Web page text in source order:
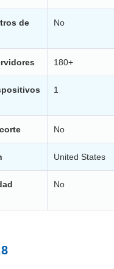
de
No
180+
1
No
United States
No